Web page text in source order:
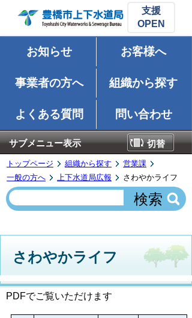
支援
お知らせ お客様へ
事業者の方へ 組織から探す
よくある質問 問い合わせ
サブメニュー表示 切替
トップページ 組織から探す
営業課
一般の方へ
上下水道局広報 さわやかライフ
さわやかライフ
PDFでご覧いただけます